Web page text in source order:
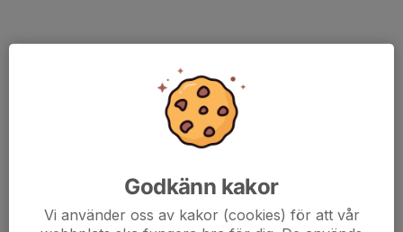
Godkänn kakor
Vi använder oss av kakor (cookies) för att vår